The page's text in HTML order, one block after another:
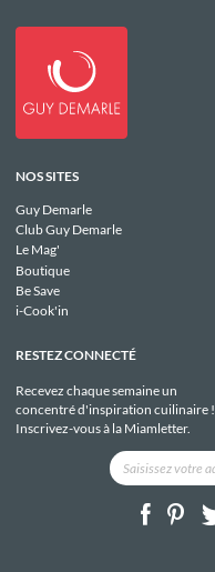
NOS SITES
Guy Demarle
Club Guy Demarle
Le Mag'
Boutique
Be Save
i-Cook'in
RESTEZ CONNECTÉ
Recevez chaque semaine un
concentré d'inspiration cuilinaire !
Inscrivez-vous à la Miamletter.